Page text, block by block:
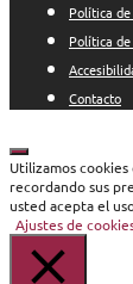
Política
Política
Contacto
Cerrar
Utilizamos
recordando sus
usted acepta el
Ajustes de